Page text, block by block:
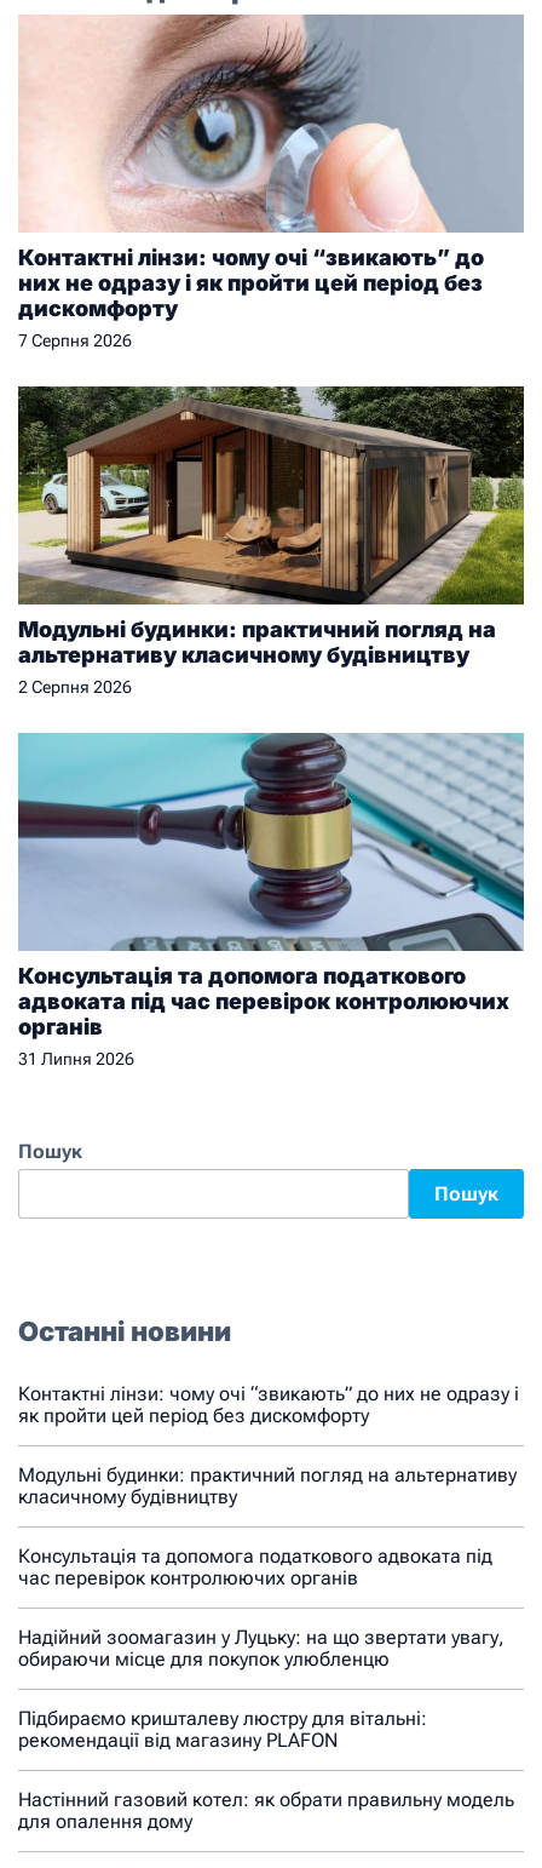
Контактні лінзи: чому очі “звикають” до
них не одразу і як пройти цей період без
дискомфорту
7 Серпня 2026
Модульні будинки: практичний погляд на
альтернативу класичному будівництву
2 Серпня 2026
Консультація та допомога податкового
адвоката під час перевірок контролюючих
органів
31 Липня 2026
Пошук
Пошук
Останні новини
Контактні лінзи: чому очі “звикають” до них не одразу і
як пройти цей період без дискомфорту
Модульні будинки: практичний погляд на альтернативу
класичному будівництву
Консультація та допомога податкового адвоката під
час перевірок контролюючих органів
Надійний зоомагазин у Луцьку: на що звертати увагу,
обираючи місце для покупок улюбленцю
Підбираємо кришталеву люстру для вітальні:
рекомендації від магазину PLAFON
Настінний газовий котел: як обрати правильну модель
для опалення дому